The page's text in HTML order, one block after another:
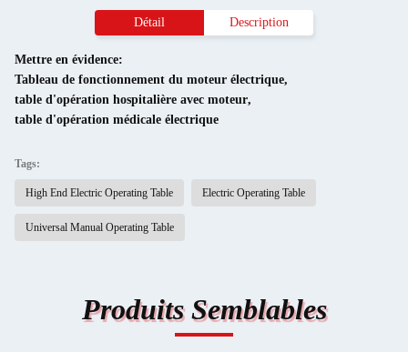
Détail Description
Mettre en évidence:
Tableau de fonctionnement du moteur électrique,
table d'opération hospitalière avec moteur,
table d'opération médicale électrique
Tags:
High End Electric Operating Table Electric Operating Table
Universal Manual Operating Table
Produits Semblables